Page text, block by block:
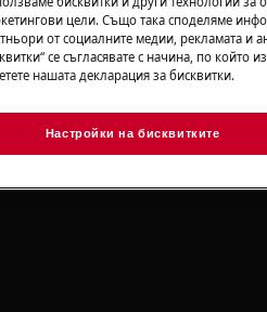
деактивирайте уреда и
цели. Също така споделяме
от социалните медии, рекламата и
се съгласявате с начина, по
нашата декларация за бисквитки.
Настройки на бисквитките